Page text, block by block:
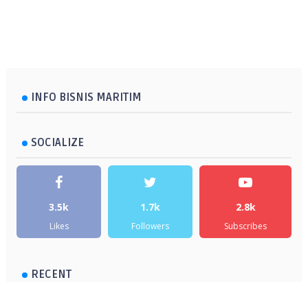
INFO BISNIS MARITIM
SOCIALIZE
3.5k
Likes
1.7k
Followers
2.8k
Subscribes
RECENT